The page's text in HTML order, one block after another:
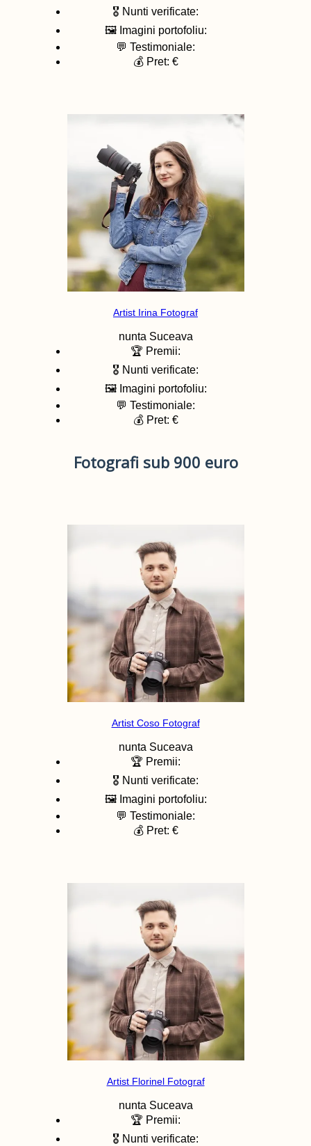
🎖️ Nunti verificate:
🖼️ Imagini portofoliu:
💬 Testimoniale:
💰 Pret: €
Artist Irina Fotograf
nunta Suceava
🏆 Premii:
🎖️ Nunti verificate:
🖼️ Imagini portofoliu:
💬 Testimoniale:
💰 Pret: €
Fotografi sub 900 euro
Artist Coso Fotograf
nunta Suceava
🏆 Premii:
🎖️ Nunti verificate:
🖼️ Imagini portofoliu:
💬 Testimoniale:
💰 Pret: €
Artist Florinel Fotograf
nunta Suceava
🏆 Premii:
🎖️ Nunti verificate: